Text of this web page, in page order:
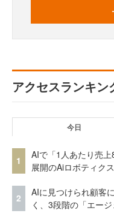
アクセスランキン
今日
1
AIで「1人あたり売上
展開のAiロボティク
2
AIに見つけられ顧客
く、3段階の「エー